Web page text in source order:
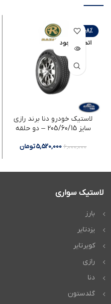
-8%
اتمام موجود
ی
لاستیک خودرو دنا برند رازی
سایز 205/60/15 – دو حلقه
6,000,000
5,520,000تومان
لاستیک سواری
بارز
یزدتایر
کویرتایر
رازی
دنا
گلدستون